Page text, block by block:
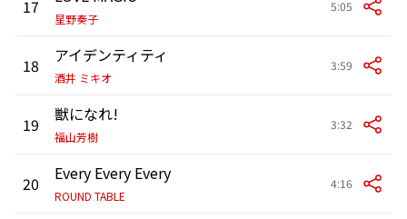
17
星野奏子
5:05
18 アイデンティティ
酒井 ミキオ
3:59
19 獣になれ!
福山芳樹
3:32
20 Every Every Every
ROUND TABLE
4:16